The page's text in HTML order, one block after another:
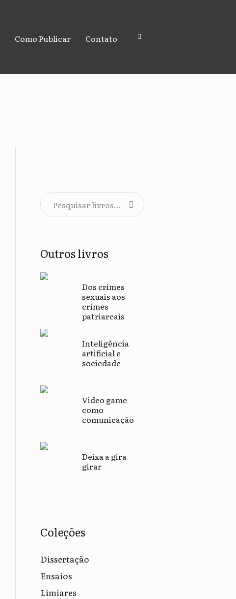
Como Publicar Contato
Outros livros
Dos crimes
sexuais aos
crimes
patriarcais
Inteligência
artificial e
sociedade
Video game
como
comunicação
Deixa a gira
girar
Coleções
Dissertação
Ensaios
Limiares